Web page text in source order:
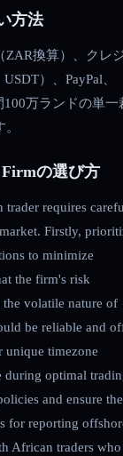
方法
ZAR換算）、クレ
）、PayPal、
100万ランドの単一
の選び方
trader requires
Firstly,
to minimize
the firm's risk
volatile nature of
be reliable and
unique timezone
during optimal
and ensure
for reporting
African traders who